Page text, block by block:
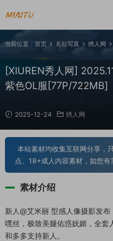
当前位置： 首页 名站写真 绣人网
[XIUREN秀人网]
紫色OL服[77P/722MB]
2025-12-24 绣人网
本站素材均收集互联网分享，
点、18+成人内容素材，如您有
素材介绍
新人@艾米丽 型感人像摄影发
嘿丝，极致美腿佑惑妩媚，全
和多多支持新人。